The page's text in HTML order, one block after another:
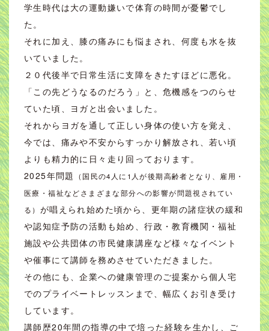
学生時代は大の運動嫌いで体育の時間が憂鬱でし
た。
それに加え、膝の痛みにも悩まされ、何度も水を抜
いていました。
２０代後半で日常生活に支障をきたすほどに悪化。
「この先どうなるのだろう」と、危機感をつのらせ
ていた頃、ヨガと出会いました。
それからヨガを通して正しい身体の使い方を覚え、
今では、痛みや不安からすっかり解放され、若い頃
よりも精力的に日々走り回っております。
2025年問題
（国民の4人に1人が後期高齢者となり、雇用・
医療・福祉などさまざまな部分への影響が問題視されてい
る） が唱えられ始めた頃から、更年期の諸症状の緩和
や認知症予防の活動も始め、行政・教育機関・福祉
施設や公共団体の市民健康講座など様々なイベント
や催事にて講師を務めさせていただきました。
その他にも、企業への健康管理のご提案から個人宅
でのプライベートレッスンまで、幅広くお引き受け
しています。
講師歴20年間の指導の中で培った経験を生かし、ご